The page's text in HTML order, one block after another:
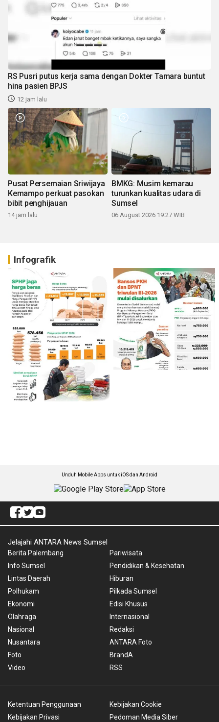
RS Pusri putus kerja sama dengan Dokter Tamara buntut
hina pasien BPJS
12 jam lalu
Pusat Persemaian Sriwijaya
Kemampo perkuat pasokan
bibit penghijauan
14 jam lalu
BMKG: Musim kemarau
turunkan kualitas udara di
Sumsel
06 August 2026 19:27 WIB
Infografik
Unduh Mobile Apps untuk iOS dan Android
Jelajahi ANTARA News Sumsel
Berita Palembang
Info Sumsel
Lintas Daerah
Polhukam
Ekonomi
Olahraga
Nasional
Nusantara
Foto
Video
Pariwisata
Pendidikan & Kesehatan
Hiburan
Pilkada Sumsel
Edisi Khusus
Internasional
Redaksi
ANTARA Foto
BrandA
RSS
Ketentuan Penggunaan
Kebijakan Privasi
Kebijakan Cookie
Pedoman Media Siber